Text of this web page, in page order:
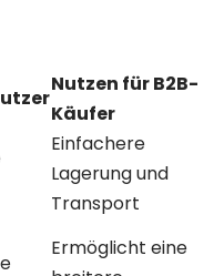
Nutzen für B2B-
Käufer
Einfachere
Lagerung und
Transport
Ermöglicht eine